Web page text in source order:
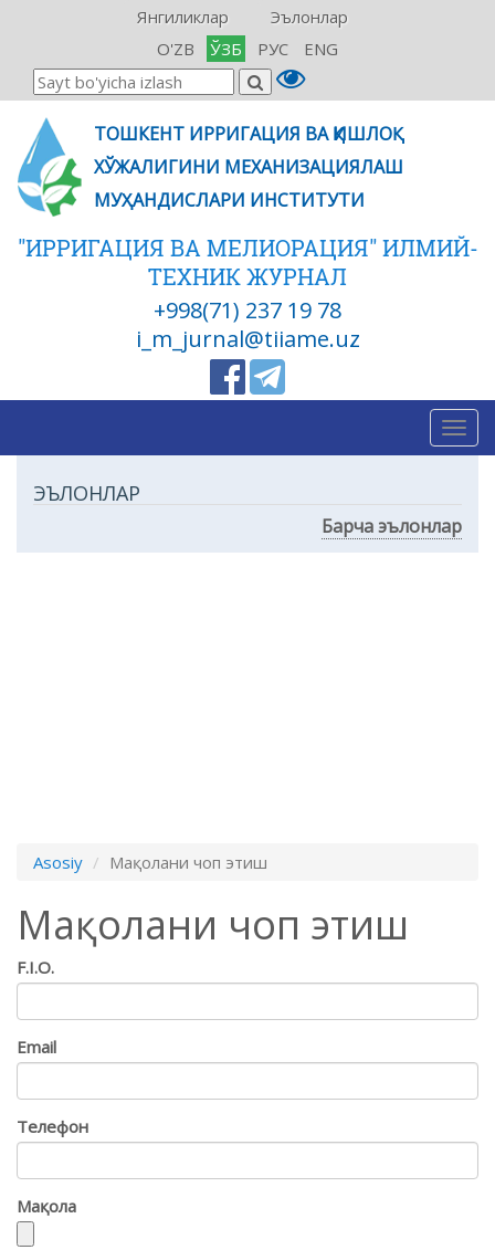
Янгиликлар
Эълонлар
O'ZB
ЎЗБ РУС ENG
ТОШКЕНТ ИРРИГАЦИЯ ВА ҚИШЛОҚ
ХЎЖАЛИГИНИ МЕХАНИЗАЦИЯЛАШ
МУҲАНДИСЛАРИ ИНСТИТУТИ
"ИРРИГАЦИЯ ВА МЕЛИОРАЦИЯ" ИЛМИЙ-
ТЕХНИК ЖУРНАЛ
+998(71) 237 19 78
i_m_jurnal@tiiame.uz
ЭЪЛОНЛАР
Барча эълонлар
Asosiy Мақолани чоп этиш
Мақолани чоп этиш
F.I.O.
Email
Телефон
Мақола